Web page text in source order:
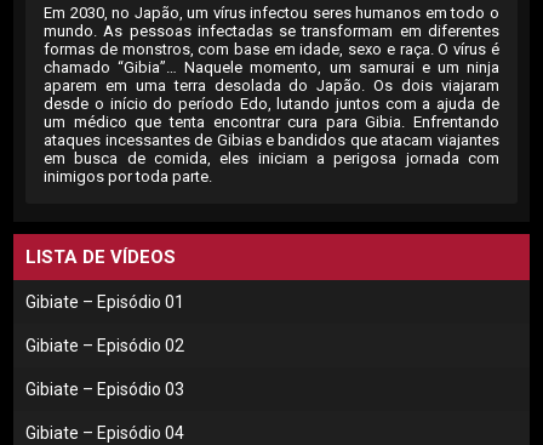
Em 2030, no Japão, um vírus infectou seres humanos em todo o
mundo. As pessoas infectadas se transformam em diferentes
formas de monstros, com base em idade, sexo e raça. O vírus é
chamado “Gibia”… Naquele momento, um samurai e um ninja
aparem em uma terra desolada do Japão. Os dois viajaram
desde o início do período Edo, lutando juntos com a ajuda de
um médico que tenta encontrar cura para Gibia. Enfrentando
ataques incessantes de Gibias e bandidos que atacam viajantes
em busca de comida, eles iniciam a perigosa jornada com
inimigos por toda parte.
LISTA DE VÍDEOS
Gibiate – Episódio 01
Gibiate – Episódio 02
Gibiate – Episódio 03
Gibiate – Episódio 04